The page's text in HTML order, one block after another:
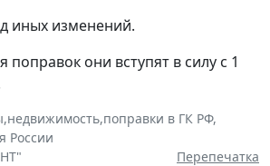
иных изменений.
поправок они вступят в силу с 1
,недвижимость,поправки в ГК РФ,
России
Перепечатка